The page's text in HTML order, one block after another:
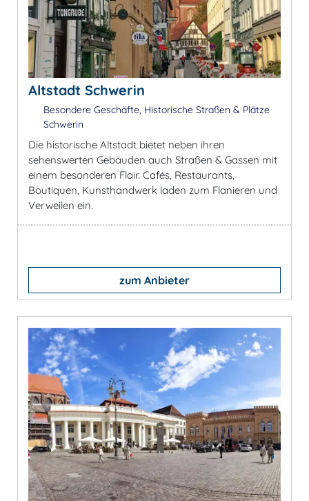
Altstadt Schwerin
Besondere Geschäfte, Historische Straßen & Plätze
Schwerin
Die historische Altstadt bietet neben ihren
sehenswerten Gebäuden auch Straßen & Gassen mit
einem besonderen Flair. Cafés, Restaurants,
Boutiquen, Kunsthandwerk laden zum Flanieren und
Verweilen ein.
zum Anbieter